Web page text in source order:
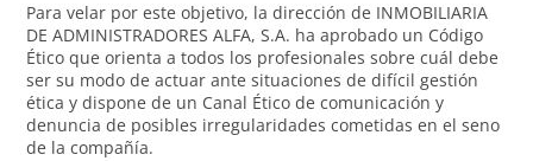
Para velar por este objetivo, la dirección de INMOBILIARIA
DE ADMINISTRADORES ALFA, S.A. ha aprobado un Código
Ético que orienta a todos los profesionales sobre cuál debe
ser su modo de actuar ante situaciones de difícil gestión
ética y dispone de un Canal Ético de comunicación y
denuncia de posibles irregularidades cometidas en el seno
de la compañía.